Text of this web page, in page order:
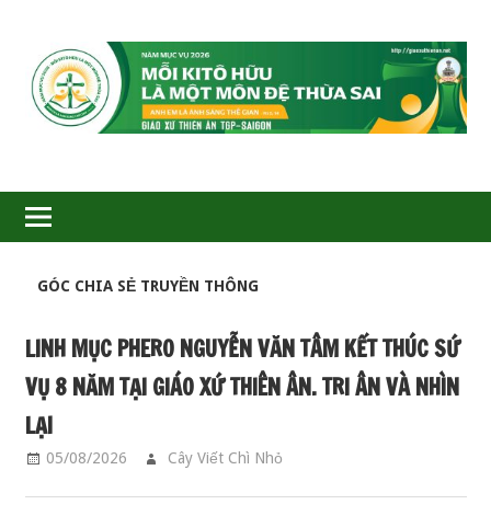
GIÁO
XỨ
THIÊN
ÂN-
TGP
SAIGON
GÓC CHIA SẺ TRUYỀN THÔNG
LINH MỤC PHERO NGUYỄN VĂN TÂM KẾT THÚC SỨ
VỤ 8 NĂM TẠI GIÁO XỨ THIÊN ÂN. TRI ÂN VÀ NHÌN
LẠI
05/08/2026 Cây Viết Chì Nhỏ